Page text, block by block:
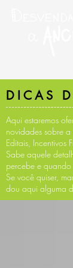
DICAS
Aqui estaremos
novidades sobre
Editais, Incentivos
Sabe aquele
percebe e
Se você quiser,
dou aqui alguma